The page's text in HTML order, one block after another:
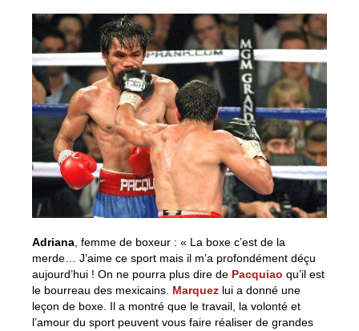
Adriana , femme de boxeur : « La boxe c’est de la
merde… J’aime ce sport mais il m’a profondément déçu
aujourd’hui ! On ne pourra plus dire de Pacquiao qu’il est
le bourreau des mexicains. Marquez lui a donné une
leçon de boxe. Il a montré que le travail, la volonté et
l’amour du sport peuvent vous faire réaliser de grandes